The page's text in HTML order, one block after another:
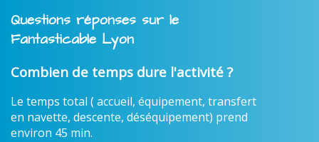
Questions réponses sur le
Fantasticable Lyon
Combien de temps dure l'activité ?
Le temps total ( accueil, équipement, transfert
en navette, descente, déséquipement) prend
environ 45 min.